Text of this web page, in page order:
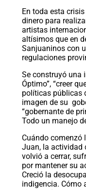
En toda esta
dinero para
artistas
altísimos que en
Sanjuaninos con
regulaciones
Se construyó una
Óptimo”, “creer
políticas públicas
imagen de su
“gobernante de
Todo un manejo
Cuándo comenzó
Juan, la actividad
volvió a cerrar,
por mantener su
Creció la
indigencia. Cómo